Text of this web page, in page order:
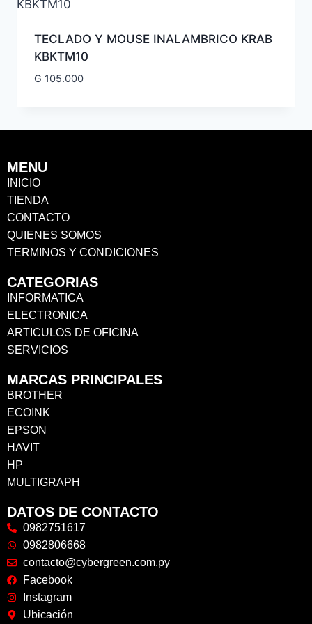
TECLADO Y MOUSE INALAMBRICO KRAB
KBKTM10
₲ 105.000
MENU
INICIO
TIENDA
CONTACTO
QUIENES SOMOS
TERMINOS Y CONDICIONES
CATEGORIAS
INFORMATICA
ELECTRONICA
ARTICULOS DE OFICINA
SERVICIOS
MARCAS PRINCIPALES
BROTHER
ECOINK
EPSON
HAVIT
HP
MULTIGRAPH
DATOS DE CONTACTO
0982751617
0982806668
contacto@cybergreen.com.py
Facebook
Instagram
Ubicación